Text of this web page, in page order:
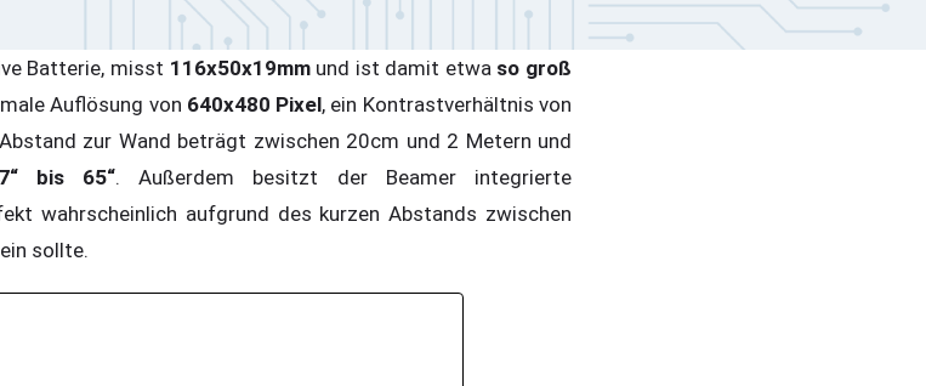
Batterie, misst 116x50x19mmund ist damit etwa so groß
Auflösung von 640x480 Pixel, ein Kontrastverhältnis von
zur Wand beträgt zwischen 20cm und 2 Metern und
bis 65“. Außerdem besitzt der Beamer integrierte
wahrscheinlich aufgrund des kurzen Abstands zwischen
sollte.